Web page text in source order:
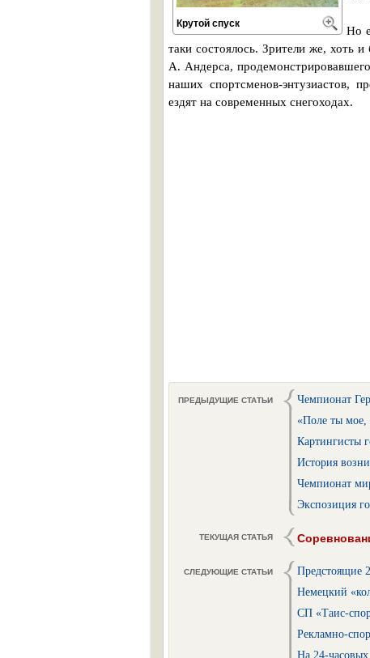
Крутой спуск
Но
таки состоялось. Зрители же, хоть
А. Андерса,
наших спортсменов-энтузиастов,
ездят на современных снегоходах.
ПРЕДЫДУЩИЕ СТАТЬИ
Чемпионат
«Поле ты мое,
Картингисты
История
Чемпионат
Экспозиция
ТЕКУЩАЯ СТАТЬЯ
СЛЕДУЮЩИЕ СТАТЬИ
Предстоящие
Немецкий
СП «Таис-
Рекламно-
На 24-